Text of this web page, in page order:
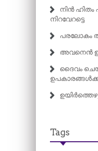
നിന്‍ ഹിതം
നിറവേറട്ടെ
പരലോകം
അവനെൻ
ദൈവം
Tags